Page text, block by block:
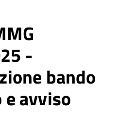
-
bando
avviso